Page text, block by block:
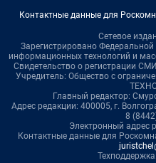
Контактные данные для
Сетевое
Зарегистрировано
информационных технологий и
Свидетельство о регистрации
Учредитель: Общество с
Главный редактор:
Адрес редакции: 400005, г.
8
Электронный адрес
Контактные данные для
Техподдержка: